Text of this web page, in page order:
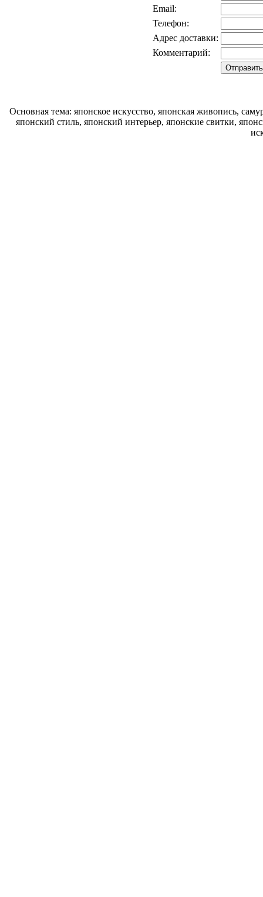
Email:
Телефон:
Адрес доставки:
Комментарий:
Основная тема: японское искусство, японская живопись,
японский стиль, японский интерьер, японские свитки,